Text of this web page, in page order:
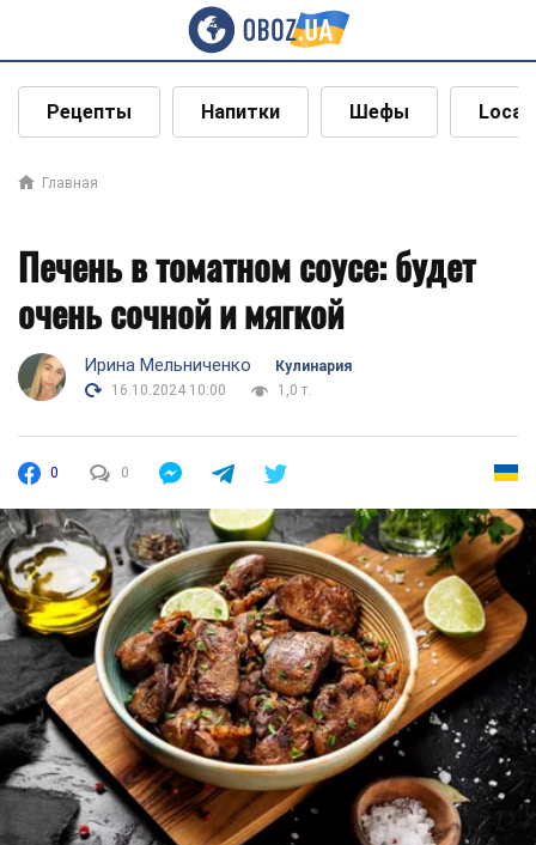
Рецепты Напитки Шефы Local
Главная
Печень в томатном соусе: будет
очень сочной и мягкой
Ирина Мельниченко
Кулинария
16.10.2024 10:00
1,0 т.
0 0